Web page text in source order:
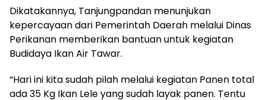
Dikatakannya, Tanjungpandan menunjukan
kepercayaan dari Pemerintah Daerah melalui Dinas
Perikanan memberikan bantuan untuk kegiatan
Budidaya Ikan Air Tawar.
“Hari ini kita sudah pilah melalui kegiatan Panen total
ada 35 Kg Ikan Lele yang sudah layak panen. Tentu